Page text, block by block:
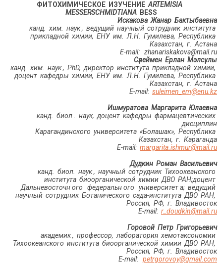
ФИТОХИМИЧЕСКОЕ ИЗУЧЕНИЕ ARTEMISIA
MESSERSCHMIDTIANA BESS
Искакова Жанар Бактыбаевна
канд. хим. наук, ведущий научный сотрудник института
прикладной химии, ЕНУ им. Л.Н. Гумилева, Республика
Казахстан, г. Астана
Е-mail: zhanariskakova@mail.ru
Cүлеймен Ерлан Мэлсұлы
канд. хим. наук, PhD, директор института прикладной химии,
доцент кафедры химии, ЕНУ им. Л.Н. Гумилева, Республика
Казахстан, г. Астана
Е-mail: suleimen_em@enu.kz
Ишмуратова Маргарита Юлаевна
канд. биол . наук, доцент кафедры фармацевтических
дисциплин
Карагандинского университета «Болашак», Республика
Казахстан, г. Караганда
Е-mail: margarita.ishmur@mail.ru
Дудкин Роман Васильевич
канд. биол. наук, научный сотрудник Тихоокеанского
института биоорганической химии ДВО РАН;доцент
Дальневосточного федерального университета; ведущий
научный сотрудник Ботанического сада-института ДВО РАН,
Россия, РФ, г. Владивосток
Е-mail: r_doudkin@mail.ru
Горовой Петр Григорьевич
академик, профессор, лаборатория хемотаксономии
Тихоокеанского института биоорганической химии ДВО РАН,
Россия, РФ, г. Владивосток
Е-mail: petrgorovoy@gmail.com